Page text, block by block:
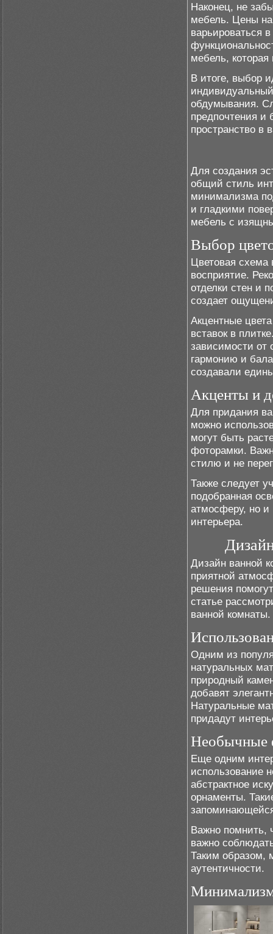
Наконец, не
мебель. Цены на
варьироваться
мебель, которая
В итоге, выбор
обдумывания.
предпочтения и
пространство в
Для создания
общий стиль
минимализма
и гладкими
мебель с
Выбор
Цветовая схема
восприятие.
отделки стен и
создает
Акцентные
вставок в
зависимости от
гармонию и
создавали
Акценты и
Для придания
можно
могут быть
фоторамки.
стилю и не
Также следует
подобранная
атмосферу, но и
интерьера.
Дизайн ванной
приятной
решения
статье
ванной комнаты.
Одним из
натуральных
природный
добавят
Натуральные
придадут
Необычные
Еще одним
использование
абстрактное
орнаменты.
Важно помнить,
важно
Таким образом,
аутентичности.